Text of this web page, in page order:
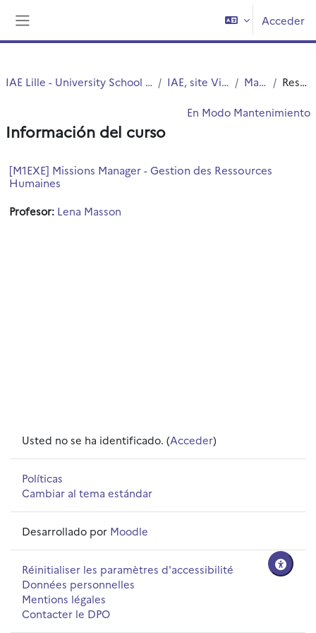
Acceder
IAE Lille - University School of Management IAE, site Vieux Lille Master1 Resumen
En Modo Mantenimiento
Información del curso
[M1EXE] Missions Manager - Gestion des Ressources
Humaines
Profesor: Lena Masson
Usted no se ha identificado. (Acceder)
Políticas
Cambiar al tema estándar
Desarrollado por Moodle
Réinitialiser les paramètres d'accessibilité
Données personnelles
Mentions légales
Contacter le DPO